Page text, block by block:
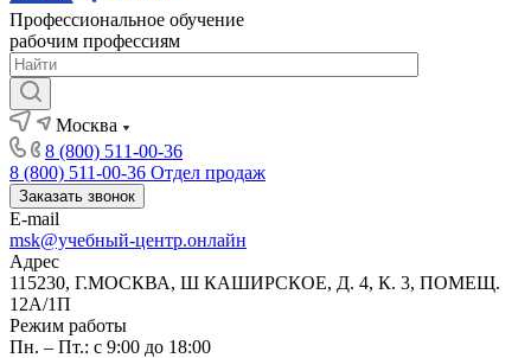
Профессиональное обучение
рабочим профессиям
Москва
8 (800) 511-00-36
8 (800) 511-00-36 Отдел продаж
Заказать звонок
E-mail
msk@учебный-центр.онлайн
Адрес
115230, Г.МОСКВА, Ш КАШИРСКОЕ, Д. 4, К. 3, ПОМЕЩ.
12А/1П
Режим работы
Пн. – Пт.: с 9:00 до 18:00